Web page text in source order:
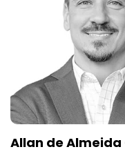
Allan de